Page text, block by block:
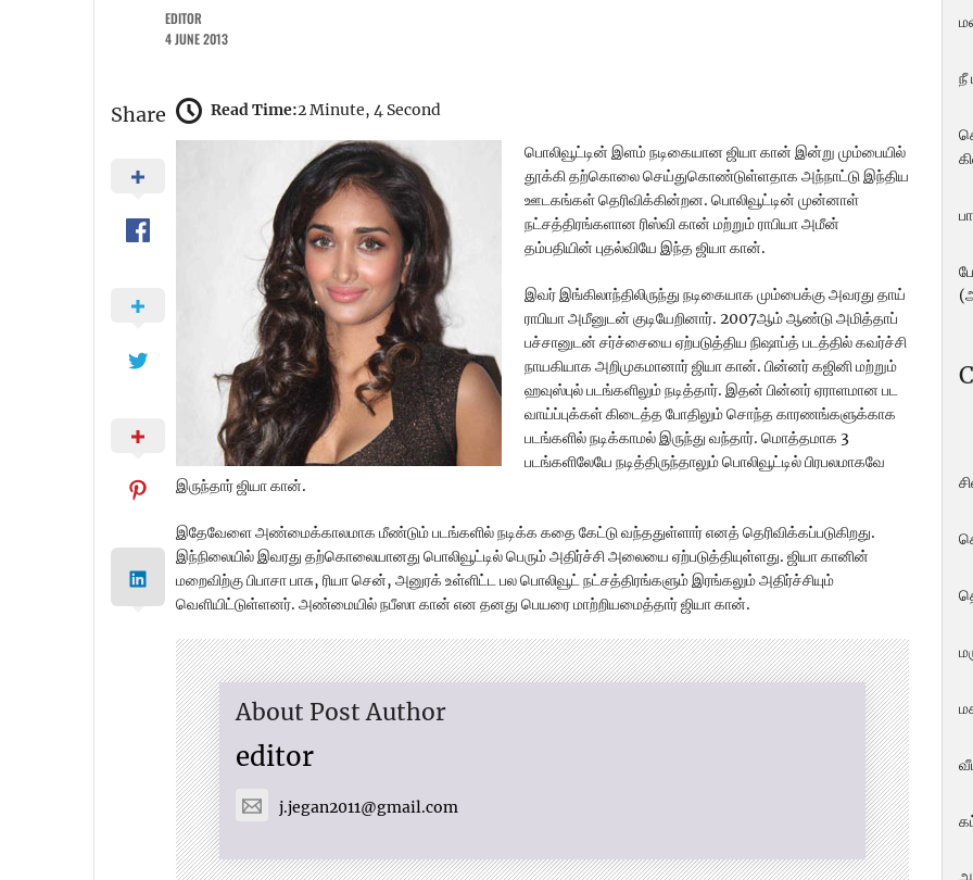
EDITOR
4 JUNE 2013
Share Read Time:2 Minute, 4 Second
பொலிவூட்டின் இளம் நடிகையான ஜியா கான் இன்று மும்பையில்
தூக்கி தற்கொலை செய்துகொண்டுள்ளதாக அந்நாட்டு இந்திய
ஊடகங்கள் தெரிவிக்கின்றன. பொலிவூட்டின் முன்னாள்
நட்சத்திரங்களான ரிஸ்வி கான் மற்றும் ராபியா அமீன்
தம்பதியின் புதல்வியே இந்த ஜியா கான்.
இவர் இங்கிலாந்திலிருந்து நடிகையாக மும்பைக்கு அவரது தாய்
ராபியா அமீனுடன் குடியேறினார். 2007ஆம் ஆண்டு அமித்தாப்
பச்சானுடன் சர்ச்சையை ஏற்படுத்திய நிஷாப்த் படத்தில் கவர்ச்சி
நாயகியாக அறிமுகமானார் ஜியா கான். பின்னர் கஜினி மற்றும்
ஹவுஸ்புல் படங்களிலும் நடித்தார். இதன் பின்னர் ஏராளமான பட
வாய்ப்புக்கள் கிடைத்த போதிலும் சொந்த காரணங்களுக்காக
படங்களில் நடிக்காமல் இருந்து வந்தார். மொத்தமாக 3
படங்களிலேயே நடித்திருந்தாலும் பொலிவூட்டில் பிரபலமாகவே
இருந்தார் ஜியா கான்.
இதேவேளை அண்மைக்காலமாக மீண்டும் படங்களில் நடிக்க கதை கேட்டு வந்ததுள்ளார் எனத் தெரிவிக்கப்படுகிறது.
இந்நிலையில் இவரது தற்கொலையானது பொலிவூட்டில் பெரும் அதிர்ச்சி அலையை ஏற்படுத்தியுள்ளது. ஜியா கானின்
மறைவிற்கு பிபாசா பாசு, ரியா சென், அனுரக் உள்ளிட்ட பல பொலிவூட் நட்சத்திரங்களும் இரங்கலும் அதிர்ச்சியும்
வெளியிட்டுள்ளனர். அண்மையில் நபீஸா கான் என தனது பெயரை மாற்றியமைத்தார் ஜியா கான்.
About Post Author
editor
j.jegan2011@gmail.com
நீ